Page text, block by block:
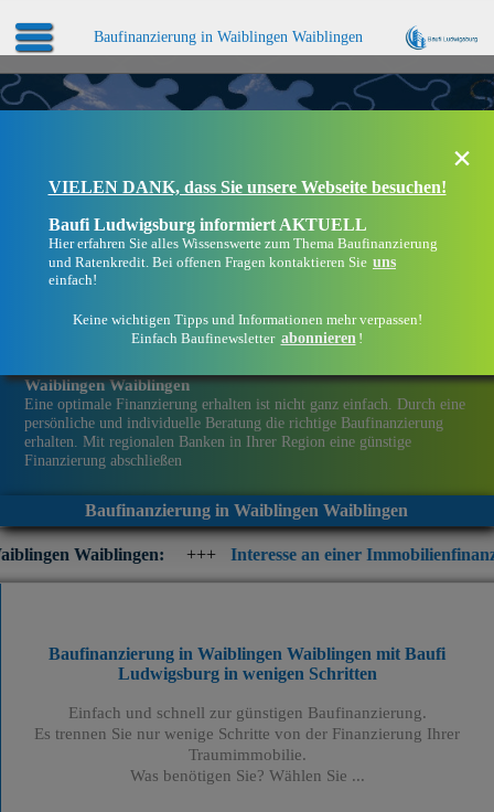
Baufinanzierung in Waiblingen Waiblingen
Waiblingen Waiblingen
Eine optimale Finanzierung erhalten ist nicht ganz einfach. Durch eine
persönliche und individuelle Beratung die richtige Baufinanzierung
erhalten. Mit regionalen Banken in Ihrer Region eine günstige
Finanzierung abschließen
Baufinanzierung in Waiblingen Waiblingen
+++ Interesse an einer Immobilienfinanzierung?
×
VIELEN DANK, dass Sie unsere Webseite besuchen!
Baufi Ludwigsburg informiert AKTUELL
Hier erfahren Sie alles Wissenswerte zum Thema Baufinanzierung
und Ratenkredit. Bei offenen Fragen kontaktieren Sie uns
einfach!
Keine wichtigen Tipps und Informationen mehr verpassen!
Einfach Baufinewsletter abonnieren !
Baufinanzierung in Waiblingen Waiblingen mit Baufi
Ludwigsburgin wenigen Schritten
Einfach und schnell zur günstigen Baufinanzierung.
Es trennen Sie nur wenige Schritte von der Finanzierung Ihrer
Traumimmobilie.
Was benötigen Sie? Wählen Sie ...